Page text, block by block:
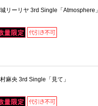
リーリヤ 3rd Single「Atmosphere」
麻央 3rd Single「見て」